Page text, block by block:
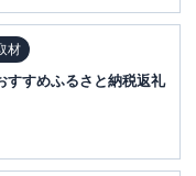
材
すすめふるさと納税返礼